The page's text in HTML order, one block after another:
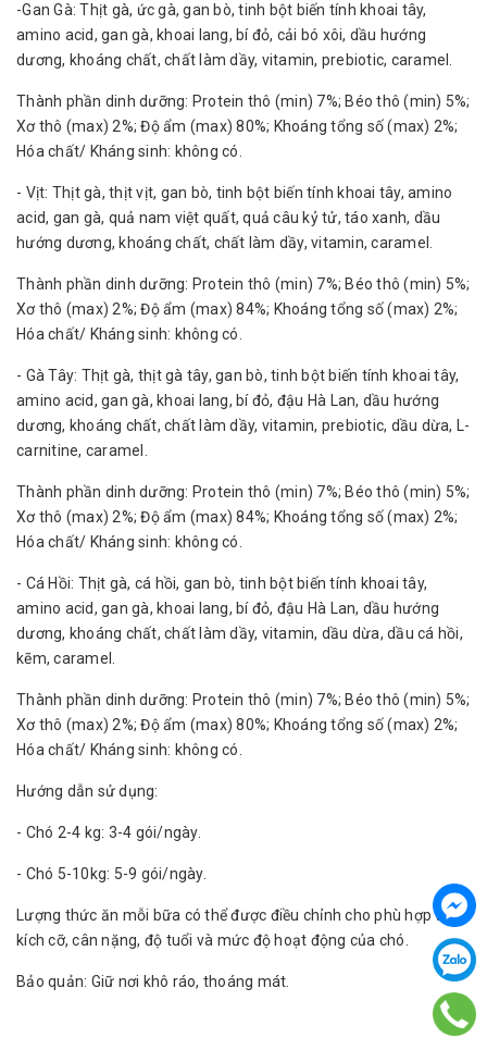
-Gan Gà: Thịt gà, ức gà, gan bò, tinh bột biến tính khoai tây,
amino acid, gan gà, khoai lang, bí đỏ, cải bó xôi, dầu hướng
dương, khoáng chất, chất làm dầy, vitamin, prebiotic, caramel.
Thành phần dinh dưỡng: Protein thô (min) 7%; Béo thô (min) 5%;
Xơ thô (max) 2%; Độ ẩm (max) 80%; Khoáng tổng số (max) 2%;
Hóa chất/ Kháng sinh: không có.
- Vịt: Thịt gà, thịt vịt, gan bò, tinh bột biến tính khoai tây, amino
acid, gan gà, quả nam việt quất, quả câu kỷ tử, táo xanh, dầu
hướng dương, khoáng chất, chất làm dầy, vitamin, caramel.
Thành phần dinh dưỡng: Protein thô (min) 7%; Béo thô (min) 5%;
Xơ thô (max) 2%; Độ ẩm (max) 84%; Khoáng tổng số (max) 2%;
Hóa chất/ Kháng sinh: không có.
- Gà Tây: Thịt gà, thịt gà tây, gan bò, tinh bột biến tính khoai tây,
amino acid, gan gà, khoai lang, bí đỏ, đậu Hà Lan, dầu hướng
dương, khoáng chất, chất làm dầy, vitamin, prebiotic, dầu dừa, L-
carnitine, caramel.
Thành phần dinh dưỡng: Protein thô (min) 7%; Béo thô (min) 5%;
Xơ thô (max) 2%; Độ ẩm (max) 84%; Khoáng tổng số (max) 2%;
Hóa chất/ Kháng sinh: không có.
- Cá Hồi: Thịt gà, cá hồi, gan bò, tinh bột biến tính khoai tây,
amino acid, gan gà, khoai lang, bí đỏ, đậu Hà Lan, dầu hướng
dương, khoáng chất, chất làm dầy, vitamin, dầu dừa, dầu cá hồi,
kẽm, caramel.
Thành phần dinh dưỡng: Protein thô (min) 7%; Béo thô (min) 5%;
Xơ thô (max) 2%; Độ ẩm (max) 80%; Khoáng tổng số (max) 2%;
Hóa chất/ Kháng sinh: không có.
Hướng dẫn sử dụng:
- Chó 2-4 kg: 3-4 gói/ngày.
- Chó 5-10kg: 5-9 gói/ngày.
Lượng thức ăn mỗi bữa có thể được điều chỉnh cho phù hợp theo
kích cỡ, cân nặng, độ tuổi và mức độ hoạt động của chó.
Bảo quản: Giữ nơi khô ráo, thoáng mát.